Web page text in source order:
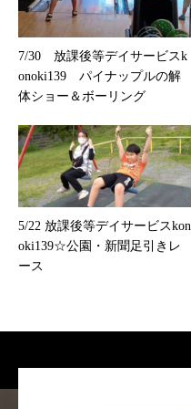
7/30 放課後等デイサービスk
onoki139 パイナップルの解
体ショー＆ボーリング
5/22 放課後等デイサービスkon
oki139☆公園・新聞足引きレ
ース